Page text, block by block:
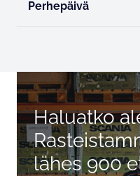
Perhepäivä
Haluatko
lähes 900